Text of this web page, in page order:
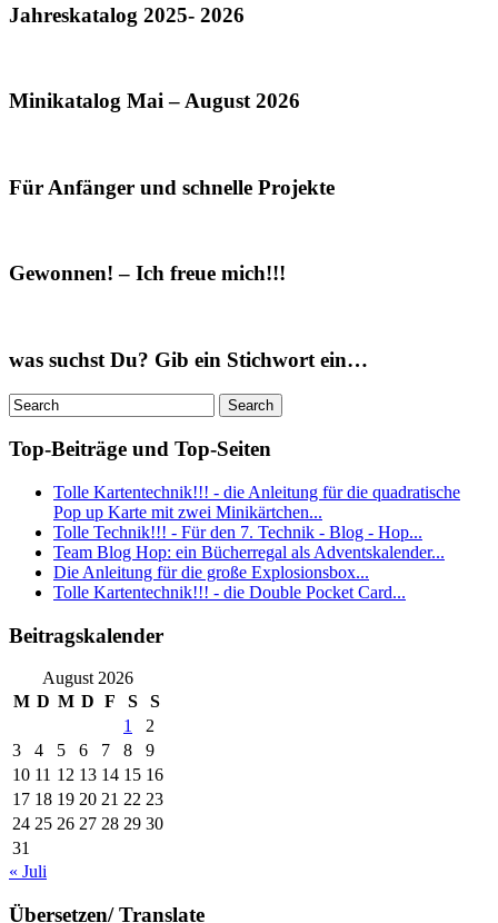
Jahreskatalog 2025- 2026
Minikatalog Mai – August 2026
Für Anfänger und schnelle Projekte
Gewonnen! – Ich freue mich!!!
was suchst Du? Gib ein Stichwort ein…
Top-Beiträge und Top-Seiten
Tolle Kartentechnik!!! - die Anleitung für die quadratische
Pop up Karte mit zwei Minikärtchen...
Tolle Technik!!! - Für den 7. Technik - Blog - Hop...
Team Blog Hop: ein Bücherregal als Adventskalender...
Die Anleitung für die große Explosionsbox...
Tolle Kartentechnik!!! - die Double Pocket Card...
Beitragskalender
August 2026
M D M D F S
S
1
2
3
4 5 6 7 8
9
10 11 12 13 14 15 16
17 18 19 20 21 22 23
24 25 26 27 28 29 30
31
« Juli
Übersetzen/ Translate